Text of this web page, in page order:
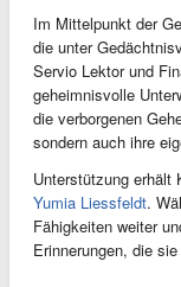
Im Mittelpunkt der
die unter
Servio Lektor und
geheimnisvolle
die verborgenen
sondern auch ihre
Unterstützung erhält
Yumia Liessfeldt.
Fähigkeiten weiter
Erinnerungen, die